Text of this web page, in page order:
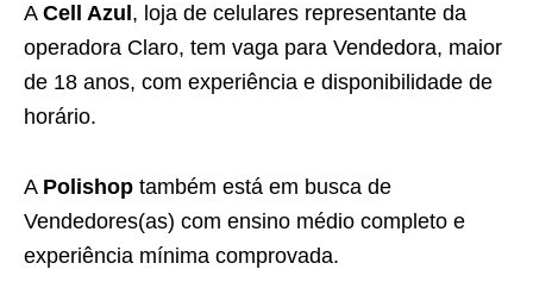
A Cell Azul , loja de celulares representante da
operadora Claro, tem vaga para Vendedora, maior
de 18 anos, com experiência e disponibilidade de
horário.
A Polishop também está em busca de
Vendedores(as) com ensino médio completo e
experiência mínima comprovada.